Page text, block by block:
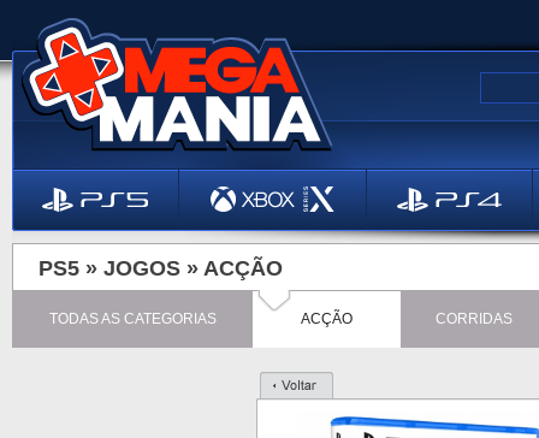
PS5 » JOGOS » ACÇÃO
TODAS AS CATEGORIAS ACÇÃO CORRIDAS